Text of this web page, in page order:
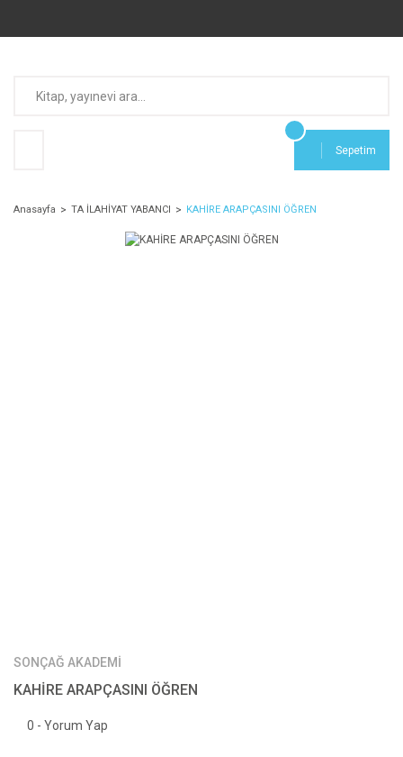
Sepetim
Anasayfa TA İLAHİYAT YABANCI KAHİRE ARAPÇASINI ÖĞREN
SONÇAĞ AKADEMİ
KAHİRE ARAPÇASINI ÖĞREN
0 - Yorum Yap